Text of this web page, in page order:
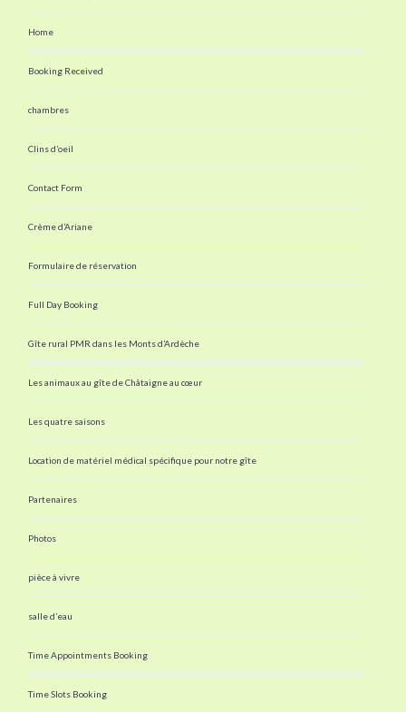
Home
Booking Received
chambres
Clins d’oeil
Contact Form
Crème d’Ariane
Formulaire de réservation
Full Day Booking
Gîte rural PMR dans les Monts d’Ardèche
Les animaux au gîte de Châtaigne au cœur
Les quatre saisons
Location de matériel médical spécifique pour notre gîte
Partenaires
Photos
pièce à vivre
salle d’eau
Time Appointments Booking
Time Slots Booking